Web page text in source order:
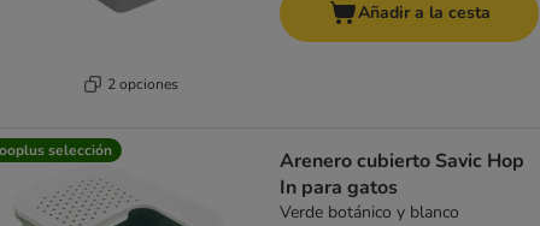
2 opciones
Añadir a la cesta
selección
Arenero cubierto Savic Hop
In para gatos
Verde botánico y blanco